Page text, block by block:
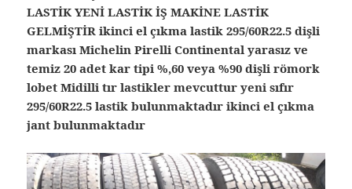
LASTİK YENİ LASTİK İŞ MAKİNE LASTİK
GELMİŞTİR ikinci el çıkma lastik 295/60R22.5 dişli
markası Michelin Pirelli Continental yarasız ve
temiz 20 adet kar tipi %,60 veya %90 dişli römork
lobet Midilli tır lastikler mevcuttur yeni sıfır
295/60R22.5 lastik bulunmaktadır ikinci el çıkma
jant bulunmaktadır